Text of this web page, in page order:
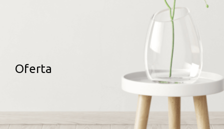
Oferta